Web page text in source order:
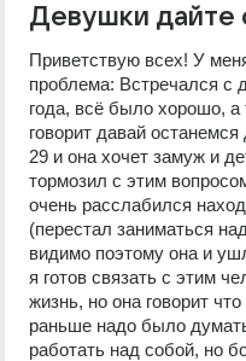
Девушки дайте
Приветствую всех! У
проблема: Встречался с
года, всё было хорошо, а
говорит давай
29 и она хочет замуж и
тормозил с этим
очень расслабился
(перестал заниматься
видимо поэтому она и
я готов связать с этим
жизнь, но она говорит
раньше надо было
работать над собой, но